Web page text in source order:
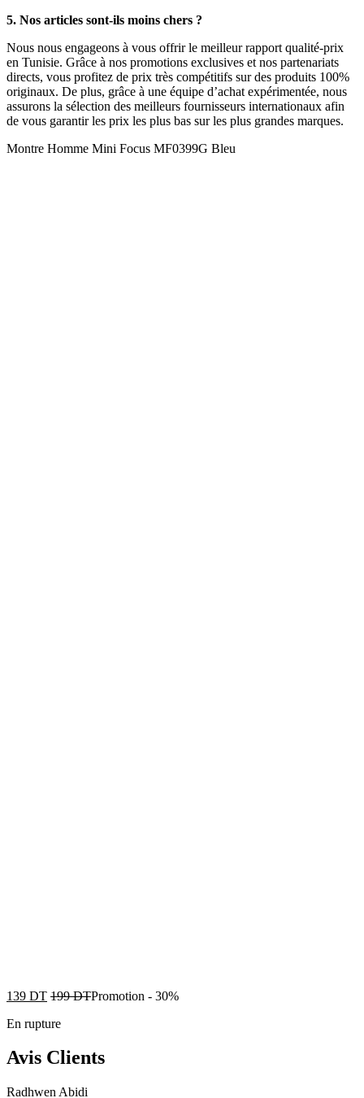
5. Nos articles sont-ils moins chers ?
Nous nous engageons à vous offrir le meilleur rapport qualité-prix
en Tunisie. Grâce à nos promotions exclusives et nos partenariats
directs, vous profitez de prix très compétitifs sur des produits 100%
originaux. De plus, grâce à une équipe d’achat expérimentée, nous
assurons la sélection des meilleurs fournisseurs internationaux afin
de vous garantir les prix les plus bas sur les plus grandes marques.
Montre Homme Mini Focus MF0399G Bleu
139 DT 199DTPromotion - 30%
En rupture
Avis Clients
Radhwen Abidi